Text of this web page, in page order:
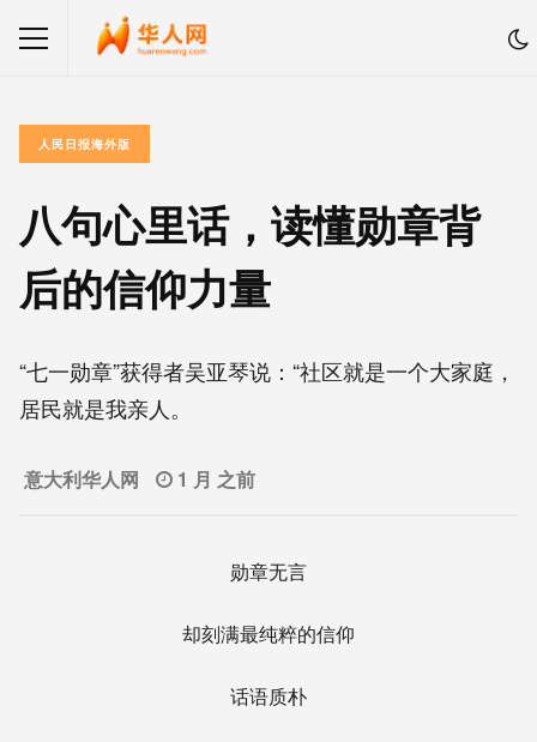
人民日报海外版
八句心里话，读懂勋章背
后的信仰力量
“七一勋章”获得者吴亚琴说：“社区就是一个大家庭，
居民就是我亲人。
意大利华人网 1 月 之前
勋章无言
却刻满最纯粹的信仰
话语质朴